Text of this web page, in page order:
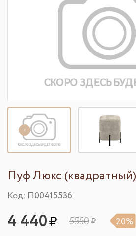
Пуф Люкс (квадратный)
Код: П00415536
4 440 5550 20%